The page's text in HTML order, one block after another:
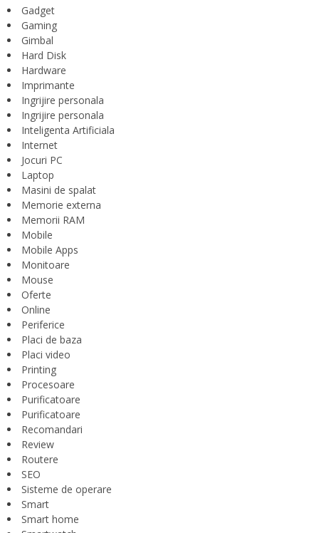
Gadget
Gaming
Gimbal
Hard Disk
Hardware
Imprimante
Ingrijire personala
Ingrijire personala
Inteligenta Artificiala
Internet
Jocuri PC
Laptop
Masini de spalat
Memorie externa
Memorii RAM
Mobile
Mobile Apps
Monitoare
Mouse
Oferte
Online
Periferice
Placi de baza
Placi video
Printing
Procesoare
Purificatoare
Purificatoare
Recomandari
Review
Routere
SEO
Sisteme de operare
Smart
Smart home